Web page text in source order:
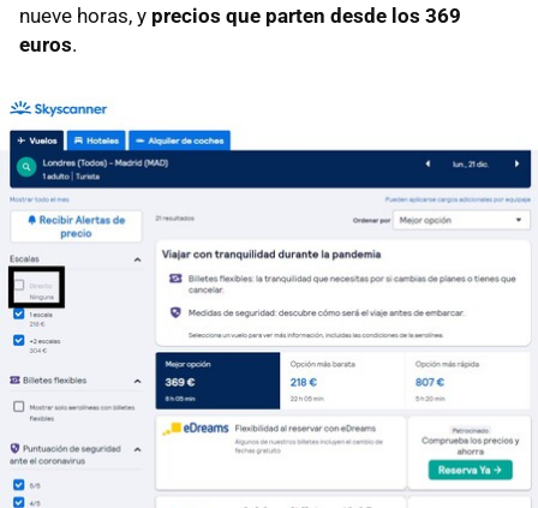
nueve horas, y precios que parten desde los 369
euros.